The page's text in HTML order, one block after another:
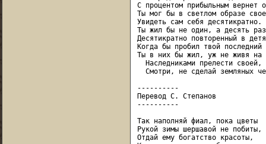
С процентом прибыльным вернет
Ты мог бы в светлом образе
Увидеть сам себя десятикратно.
Ты жил бы не один, а десять
Десятикратно повторенный в
Когда бы пробил твой последний
Ты в них бы жил, уж не живя на
  Наследниками прелести своей,
Смотри, не сделай земляных
----------
Перевод С. Степанов
----------
Так наполняй фиал, пока цветы
Рукой зимы шершавой не
Отдай ему богатство красоты,